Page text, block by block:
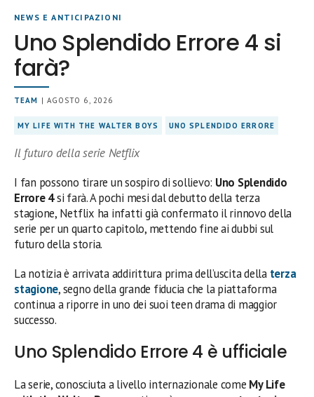
NEWS E ANTICIPAZIONI
Uno Splendido Errore 4 si
farà?
TEAM | AGOSTO 6, 2026
MY LIFE WITH THE WALTER BOYS UNO SPLENDIDO ERRORE
Il futuro della serie Netflix
I fan possono tirare un sospiro di sollievo: Uno Splendido
Errore 4si farà. A pochi mesi dal debutto della terza
stagione, Netflix ha infatti già confermato il rinnovo della
serie per un quarto capitolo, mettendo fine ai dubbi sul
futuro della storia.
La notizia è arrivata addirittura prima dell’uscita della terza
stagione, segno della grande fiducia che la piattaforma
continua a riporre in uno dei suoi teen drama di maggior
successo.
Uno Splendido Errore 4 è ufficiale
La serie, conosciuta a livello internazionale come My Life